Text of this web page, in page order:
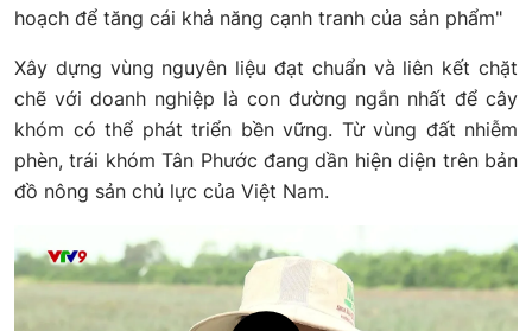
hoạch để tăng cái khả năng cạnh tranh của sản phẩm"
Xây dựng vùng nguyên liệu đạt chuẩn và liên kết chặt
chẽ với doanh nghiệp là con đường ngắn nhất để cây
khóm có thể phát triển bền vững. Từ vùng đất nhiễm
phèn, trái khóm Tân Phước đang dần hiện diện trên bản
đồ nông sản chủ lực của Việt Nam.